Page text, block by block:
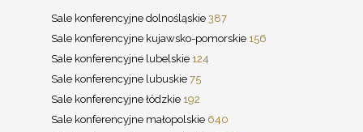
Sale konferencyjne dolnośląskie 387
Sale konferencyjne kujawsko-pomorskie 156
Sale konferencyjne lubelskie 124
Sale konferencyjne lubuskie 75
Sale konferencyjne łódzkie 192
Sale konferencyjne małopolskie 640